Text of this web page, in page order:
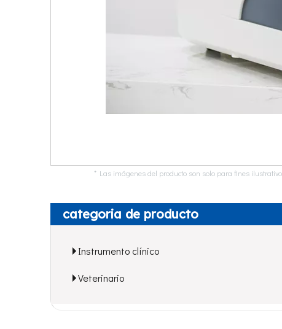
* Las imágenes del producto son solo para fines
categoria de producto
Instrumento clínico
Veterinario